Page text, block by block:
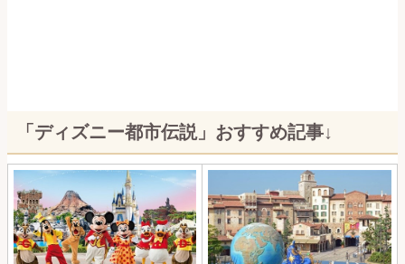
「ディズニー都市伝説」おすすめ記事↓